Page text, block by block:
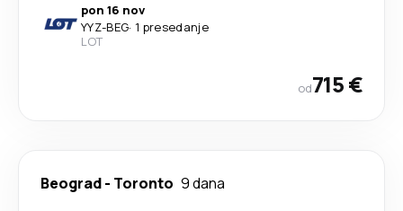
pon 16 nov
YYZ-BEG· 1 presedanje
LOT
od715 €
Beograd- Toronto 9 dana